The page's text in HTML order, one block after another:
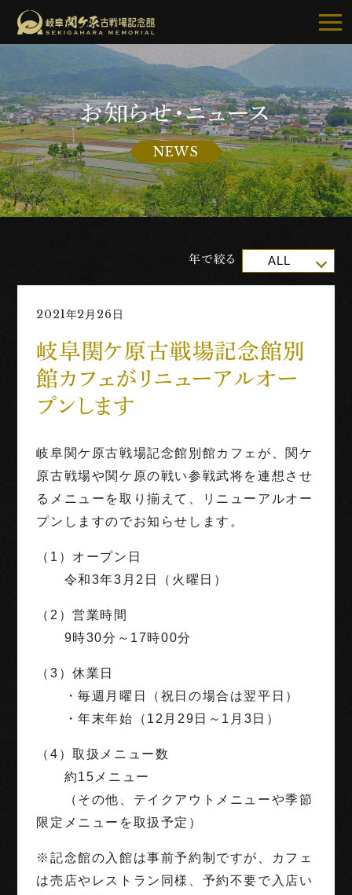
記念館について
ご利用案内
お知らせ
世界三大古戦場
1階映像展示予約
団体利用
English Français 中文（繁体字）
お知らせ・ニュース
NEWS
年で絞る ALL
2021年2月26日
岐阜関ケ原古戦場記念館別
館カフェがリニューアルオー
プンします
岐阜関ケ原古戦場記念館別館カフェが、関ケ
原古戦場や関ケ原の戦い参戦武将を連想させ
るメニューを取り揃えて、リニューアルオー
プンしますのでお知らせします。
（1）オープン日
令和3年3月2日（火曜日）
（2）営業時間
9時30分～17時00分
（3）休業日
・毎週月曜日（祝日の場合は翌平日）
・年末年始（12月29日～1月3日）
（4）取扱メニュー数
約15メニュー
（その他、テイクアウトメニューや季節
限定メニューを取扱予定）
※記念館の入館は事前予約制ですが、カフェ
は売店やレストラン同様、予約不要で入店い